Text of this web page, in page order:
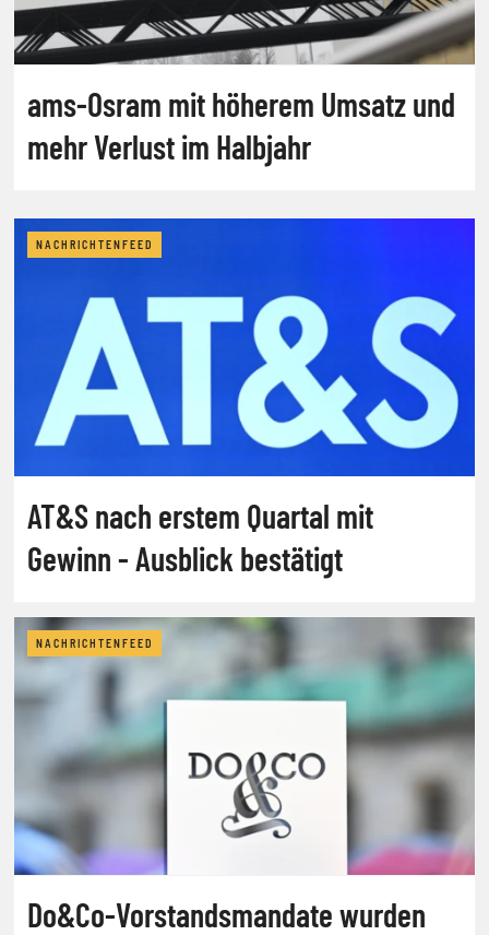
ams-Osram mit höherem Umsatz und
mehr Verlust im Halbjahr
NACHRICHTENFEED
AT&S nach erstem Quartal mit
Gewinn - Ausblick bestätigt
NACHRICHTENFEED
Do&Co-Vorstandsmandate wurden